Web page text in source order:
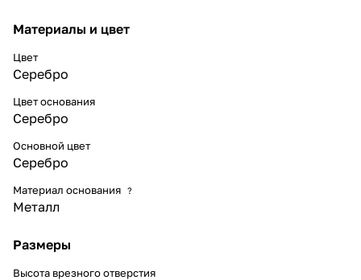
Материалы и цвет
Цвет
Серебро
Цвет основания
Серебро
Основной цвет
Серебро
Материал основания ?
Металл
Размеры
Высота врезного отверстия